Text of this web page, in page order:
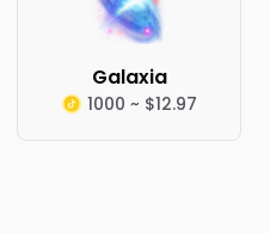
Galaxia
1000 ~ $12.97